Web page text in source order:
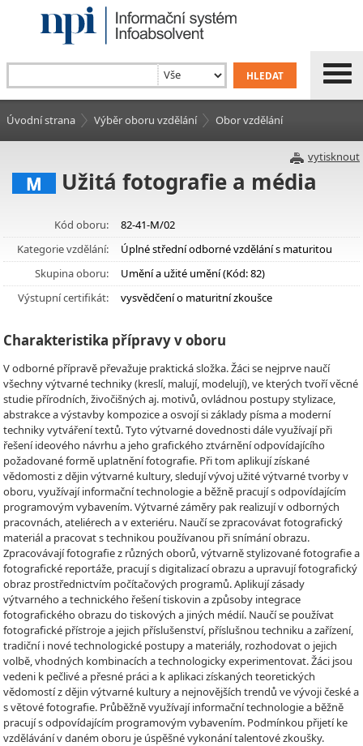
Úvodní strana Výběr oboru vzdělání Obor vzdělání
vytisknout
M Užitá fotografie a média
Kód oboru:
82-41-M/02
Kategorie vzdělání:
Úplné střední odborné vzdělání s maturitou
Skupina oboru:
Umění a užité umění (Kód: 82)
Výstupní certifikát:
vysvědčení o maturitní zkoušce
Charakteristika přípravy v oboru
V odborné přípravě převažuje praktická složka. Žáci se nejprve naučí
všechny výtvarné techniky (kreslí, malují, modelují), ve kterých tvoří věcné
studie přírodních, živočišných aj. motivů, ovládnou postupy stylizace,
abstrakce a výstavby kompozice a osvojí si základy písma a moderní
techniky vytváření textů. Tyto výtvarné dovednosti dále využívají při
řešení ideového návrhu a jeho grafického ztvárnění odpovídajícího
požadované formě uplatnění fotografie. Při tom aplikují získané
vědomosti z dějin výtvarné kultury, sledují vývoj užité výtvarné tvorby v
oboru, využívají informační technologie a běžně pracují s odpovídajícím
programovým vybavením. Výtvarné záměry pak realizují v odborných
pracovnách, ateliérech a v exteriéru. Naučí se zpracovávat fotografický
materiál a pracovat s technikou používanou při snímání obrazu.
Zpracovávají fotografie z různých oborů, výtvarně stylizované fotografie a
fotografické reportáže, pracují s digitalizací obrazu a upravují fotografický
obraz prostřednictvím počítačových programů. Aplikují zásady
výtvarného a technického řešení tiskovin a způsoby integrace
fotografického obrazu do tiskových a jiných médií. Naučí se používat
fotografické přístroje a jejich příslušenství, příslušnou techniku a zařízení,
tradiční i nové technologické postupy a materiály, rozhodovat o jejich
volbě, vhodných kombinacích a technologicky experimentovat. Žáci jsou
vedeni k pečlivé a přesné práci a k aplikaci získaných teoretických
vědomostí z dějin výtvarné kultury a nejnovějších trendů ve vývoji české a
s větové fotografie. Průběžně využívají informační technologie a běžně
pracují s odpovídajícím programovým vybavením. Podmínkou přijetí ke
vzdělávání v daném oboru je úspěšné vykonání talentové zkoušky.